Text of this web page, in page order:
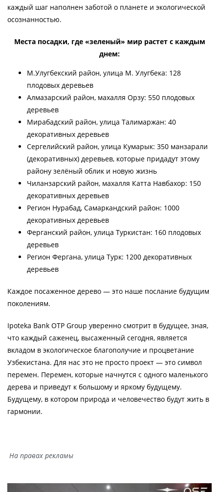
каждый шаг наполнен заботой о планете и экологической
осознанностью.
Места посадки, где «зеленый» мир растет с каждым
днем:
М.Улугбекский район, улица М. Улугбека: 128
плодовых деревьев
Алмазарский район, махалля Орзу: 550 плодовых
деревьев
Мирабадский район, улица Талимаржан: 40
декоративных деревьев
Сергелийский район, улица Кумарык: 350 манзарали
(декоративных) деревьев, которые придадут этому
району зелёный облик и новую жизнь
Чиланзарский район, махалля Катта Навбахор: 150
декоративных деревьев
Регион Нурабад, Самаркандский район: 1000
декоративных деревьев
Ферганский район, улица Туркистан: 160 плодовых
деревьев
Регион Фергана, улица Турк: 1200 декоративных
деревьев
Каждое посаженное дерево — это наше послание будущим
поколениям.
Ipoteka Bank OTP Group уверенно смотрит в будущее, зная,
что каждый саженец, высаженный сегодня, является
вкладом в экологическое благополучие и процветание
Узбекистана. Для нас это не просто проект — это символ
перемен. Перемен, которые начнутся с одного маленького
дерева и приведут к большому и яркому будущему.
Будущему, в котором природа и человечество будут жить в
гармонии.
Hа правах рекламы